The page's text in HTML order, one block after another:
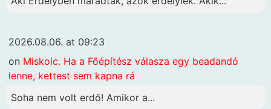
2026.08.06. at 09:23
on Miskolc. Ha a Főépítész válasza egy beadandó
lenne, kettest sem kapna rá
Soha nem volt erdő! Amikor a...